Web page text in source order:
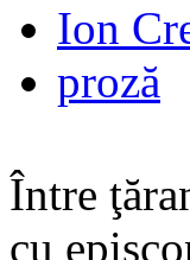
Ion
proză
Între
cu